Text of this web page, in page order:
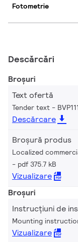
Fotometrie
Descărcări
Broșuri
Text ofertă
Tender text -
Descărcare
Broșură produs
Localized
pdf 375.7 kB
Vizualizare
Broșuri
Instrucțiuni de
Mounting
Vizualizare